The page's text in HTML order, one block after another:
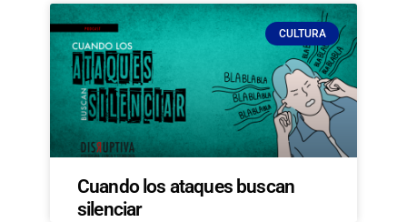
CULTURA
Cuando los ataques buscan
silenciar